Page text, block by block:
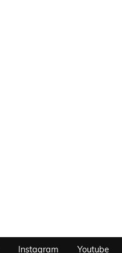
Instagram Youtube